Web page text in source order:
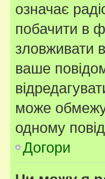
означає
побачити в
зловживати
ваше
може
одному
Догори